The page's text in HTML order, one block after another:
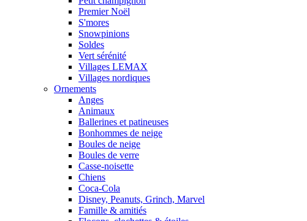
Premier Noël
S'mores
Snowpinions
Soldes
Vert sérénité
Villages LEMAX
Villages nordiques
Ornements
Anges
Animaux
Ballerines et patineuses
Bonhommes de neige
Boules de neige
Boules de verre
Casse-noisette
Chiens
Coca-Cola
Disney, Peanuts, Grinch, Marvel
Famille & amitiés